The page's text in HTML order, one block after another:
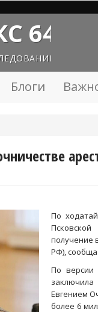
64
Блоги
По
получение
РФ),
По версии
Евгением
более 6